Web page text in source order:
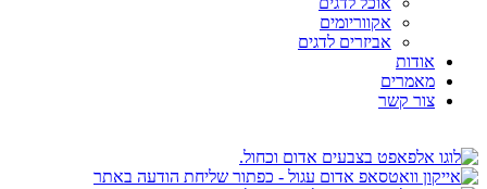
אקווריומים
אביזרים לדגים
אודות
מאמרים
צור קשר